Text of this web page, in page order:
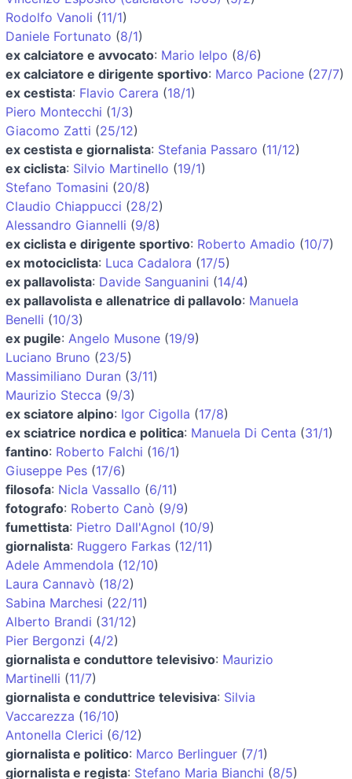
Rodolfo Vanoli (11/1)
Daniele Fortunato (8/1)
ex calciatore e avvocato: Mario Ielpo (8/6)
ex calciatore e dirigente sportivo: Marco Pacione (27/7)
ex cestista: Flavio Carera (18/1)
Piero Montecchi (1/3)
Giacomo Zatti (25/12)
ex cestista e giornalista: Stefania Passaro (11/12)
ex ciclista: Silvio Martinello (19/1)
Stefano Tomasini (20/8)
Claudio Chiappucci (28/2)
Alessandro Giannelli (9/8)
ex ciclista e dirigente sportivo: Roberto Amadio (10/7)
ex motociclista: Luca Cadalora (17/5)
ex pallavolista: Davide Sanguanini (14/4)
ex pallavolista e allenatrice di pallavolo: Manuela
Benelli (10/3)
ex pugile: Angelo Musone (19/9)
Luciano Bruno (23/5)
Massimiliano Duran (3/11)
Maurizio Stecca (9/3)
ex sciatore alpino: Igor Cigolla (17/8)
ex sciatrice nordica e politica: Manuela Di Centa (31/1)
fantino: Roberto Falchi (16/1)
Giuseppe Pes (17/6)
filosofa: Nicla Vassallo (6/11)
fotografo: Roberto Canò (9/9)
fumettista: Pietro Dall'Agnol (10/9)
giornalista: Ruggero Farkas (12/11)
Adele Ammendola (12/10)
Laura Cannavò (18/2)
Sabina Marchesi (22/11)
Alberto Brandi (31/12)
Pier Bergonzi (4/2)
giornalista e conduttore televisivo: Maurizio
Martinelli (11/7)
giornalista e conduttrice televisiva: Silvia
Vaccarezza (16/10)
Antonella Clerici (6/12)
giornalista e politico: Marco Berlinguer (7/1)
giornalista e regista: Stefano Maria Bianchi (8/5)